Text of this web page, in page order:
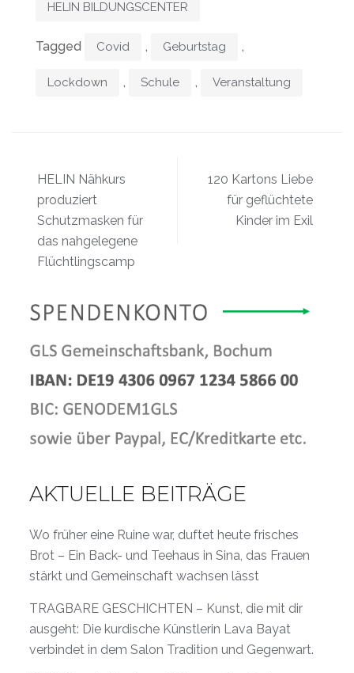
HELIN BILDUNGSCENTER
Tagged Covid , Geburtstag ,
Lockdown , Schule , Veranstaltung
Beitragsnavigation
HELIN Nähkurs
produziert
Schutzmasken für
das nahgelegene
Flüchtlingscamp
120 Kartons Liebe
für geflüchtete
Kinder im Exil
AKTUELLE BEITRÄGE
Wo früher eine Ruine war, duftet heute frisches
Brot – Ein Back- und Teehaus in Sina, das Frauen
stärkt und Gemeinschaft wachsen lässt
TRAGBARE GESCHICHTEN – Kunst, die mit dir
ausgeht: Die kurdische Künstlerin Lava Bayat
verbindet in dem Salon Tradition und Gegenwart.